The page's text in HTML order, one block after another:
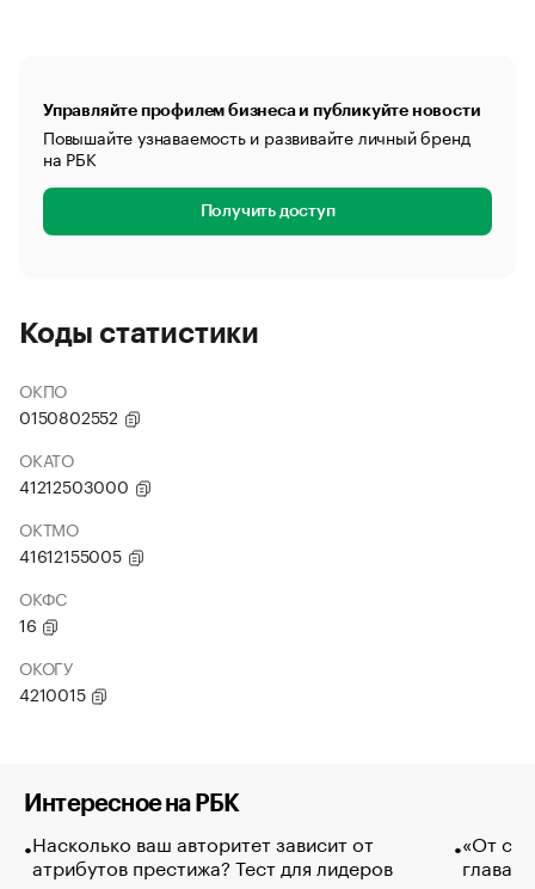
Управляйте профилем бизнеса и публикуйте новости
Повышайте узнаваемость и развивайте личный бренд
на РБК
Получить доступ
Коды статистики
ОКПО
0150802552
ОКАТО
41212503000
ОКТМО
41612155005
ОКФС
16
ОКОГУ
4210015
Интересное на РБК
Насколько ваш авторитет зависит от
атрибутов престижа? Тест для лидеров
«От
глава